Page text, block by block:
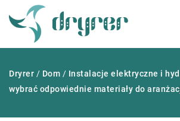
Dryrer / Dom / Instalacje elektryczne i
wybrać odpowiednie materiały do